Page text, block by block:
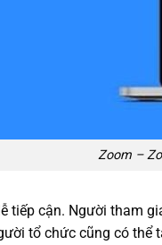
Zoom –
tiếp cận. Người tham
tổ chức cũng có thể